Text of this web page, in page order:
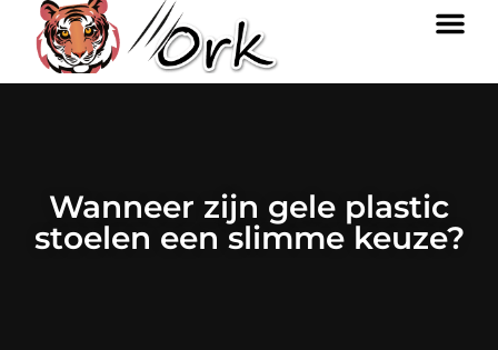
Wanneer zijn gele plastic
stoelen een slimme keuze?